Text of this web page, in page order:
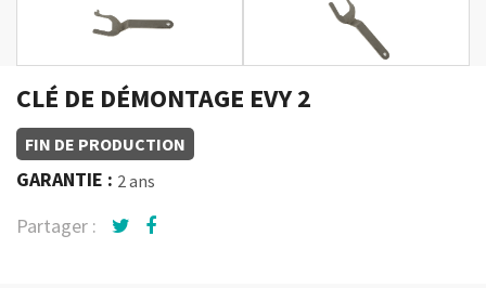
CLÉ DE DÉMONTAGE EVY 2
FIN DE PRODUCTION
GARANTIE : 2 ans
Partager :